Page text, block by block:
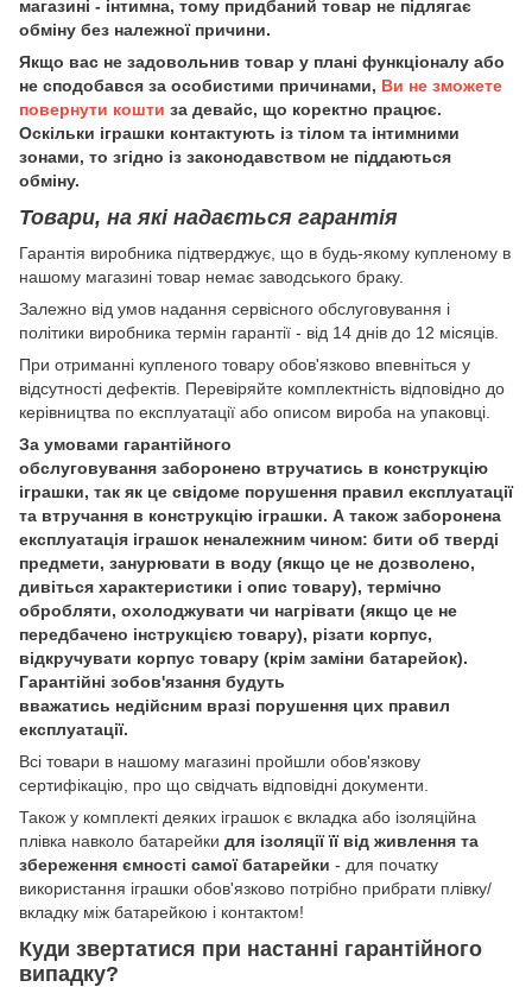
магазині - інтимна, тому придбаний товар не підлягає
обміну без належної причини.
Якщо вас не задовольнив товар у плані функціоналу або
не сподобався за особистими причинами, Ви не зможете
повернути кошти за девайс, що коректно працює.
Оскільки іграшки контактують із тілом та інтимними
зонами, то згідно із законодавством не піддаються
обміну.
Товари, на які надається гарантія
Гарантія виробника підтверджує, що в будь-якому купленому в
нашому магазині товар немає заводського браку.
Залежно від умов надання сервісного обслуговування і
політики виробника термін гарантії - від 14 днів до 12 місяців.
При отриманні купленого товару обов'язково впевніться у
відсутності дефектів. Перевіряйте комплектність відповідно до
керівництва по експлуатації або описом вироба на упаковці.
За умовами гарантійного
обслуговування заборонено втручатись в конструкцію
іграшки, так як це свідоме порушення правил експлуатації
та втручання в конструкцію іграшки. А також заборонена
експлуатація іграшок неналежним чином: бити об тверді
предмети, занурювати в воду (якщо це не дозволено,
дивіться характеристики і опис товару), термічно
обробляти, охолоджувати чи нагрівати (якщо це не
передбачено інструкцією товару), різати корпус,
відкручувати корпус товару (крім заміни батарейок).
Гарантійні зобов'язання будуть
вважатись недійсним вразі порушення цих правил
експлуатації.
Всі товари в нашому магазині пройшли обов'язкову
сертифікацію, про що свідчать відповідні документи.
Також у комплекті деяких іграшок є вкладка або ізоляційна
плівка навколо батарейки для ізоляції її від живлення та
збереження ємності самої батарейки - для початку
використання іграшки обов'язково потрібно прибрати плівку/
вкладку між батарейкою і контактом!
Куди звертатися при настанні гарантійного
випадку?